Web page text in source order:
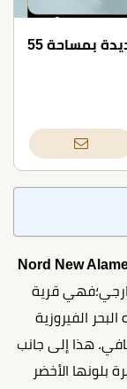
شاليه للبيع في قرية نورد العلمين الجديدة بمساحة 55
قرية
الفيروزية
هذا إلى جانب
بلونها الأخضر